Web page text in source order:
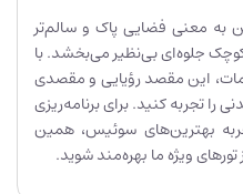
به معنی فضایی پاک و سالم‌تر
جلوه‌ای بی‌نظیر می‌بخشد. با
این مقصد رؤیایی و مقصدی
را تجربه کنید. برای برنامه‌ریزی
بهترین‌های سوئیس، همین
ویژه ما بهره‌مند شوید.